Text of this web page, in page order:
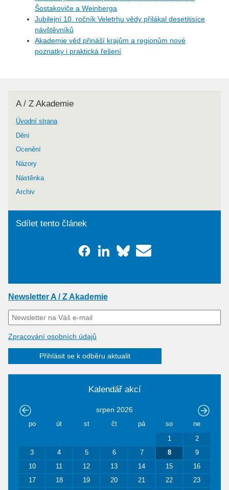
Šostakoviče a Weinberga
Jubilejní 10. ročník Veletrhu vědy přilákal desetitisíce
návštěvníků
Akademie věd přináší krajům a regionům nové
poznatky i praktická řešení
A / Z Akademie
Úvodní strana
Dění
Ocenění
Názory
Nástěnka
Archiv
Sdílet tento článek
Newsletter A / Z Akademie
Zpracování osobních údajů
Přihlásit se k odběru aktualit
Kalendář akcí
srpen 2026
po út st čt pá so ne
1
2
3
4 5 6 7 8
9
10
11 12 13 14 15
16
17
18 19 20 21 22
23